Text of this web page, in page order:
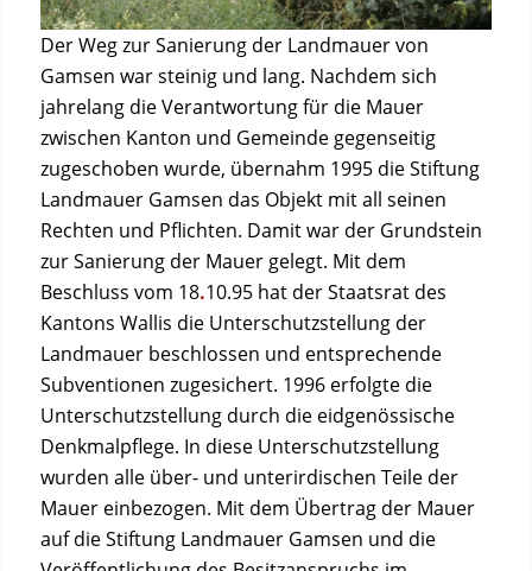
Der Weg zur Sanierung der Landmauer von
Gamsen war steinig und lang. Nachdem sich
jahrelang die Verantwortung für die Mauer
zwischen Kanton und Gemeinde gegenseitig
zugeschoben wurde, übernahm 1995 die Stiftung
Landmauer Gamsen das Objekt mit all seinen
Rechten und Pflichten. Damit war der Grundstein
zur Sanierung der Mauer gelegt. Mit dem
Beschluss vom 18.10.95 hat der Staatsrat des
Kantons Wallis die Unterschutzstellung der
Landmauer beschlossen und entsprechende
Subventionen zugesichert. 1996 erfolgte die
Unterschutzstellung durch die eidgenössische
Denkmalpflege. In diese Unterschutzstellung
wurden alle über- und unterirdischen Teile der
Mauer einbezogen. Mit dem Übertrag der Mauer
auf die Stiftung Landmauer Gamsen und die